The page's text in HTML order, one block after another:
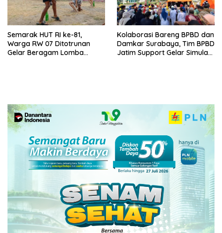
Semarak HUT RI ke-81,
Warga RW 07 Ditotrunan
Gelar Beragam Lomba
Kolaborasi Bareng BPBD dan
Damkar Surabaya, Tim BPBD
Jatim Support Gelar Simulasi